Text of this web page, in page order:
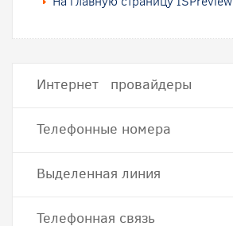
Интернет провайдеры
Телефонные номера
Выделенная линия
Телефонная связь